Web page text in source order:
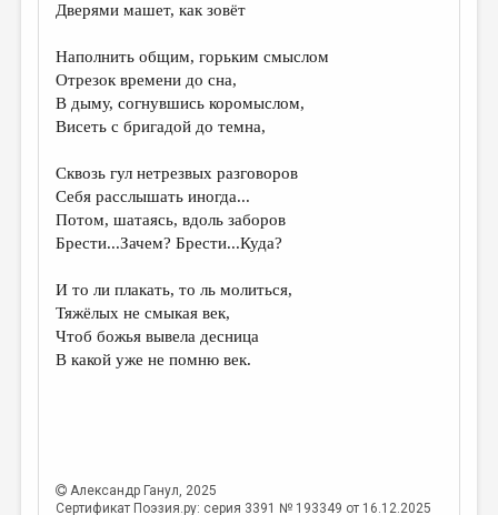
ИЗБРАННОЕ
ДАЙДЖЕСТ
ПЕРЕВОДЫ
КОНКУРСЫ
КНИЖНАЯ ПОЛКА
ОБЗОР ЛИТЕРАТУРЫ
РЕДКОЛЛЕГИЯ
Дверями машет, как зовёт
Наполнить общим, горьким смыслом
Отрезок времени до сна,
В дыму, согнувшись коромыслом,
Висеть с бригадой до темна,
Сквозь гул нетрезвых разговоров
Себя расслышать иногда...
Потом, шатаясь, вдоль заборов
Брести...Зачем? Брести...Куда?
И то ли плакать, то ль молиться,
Тяжёлых не смыкая век,
Чтоб божья вывела десница
В какой уже не помню век.
Александр Ганул, 2025
Сертификат Поэзия.ру: серия 3391 № 193349 от 16.12.2025